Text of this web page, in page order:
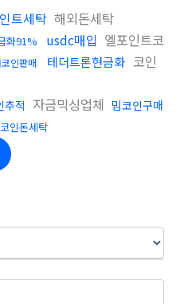
트세탁 해외돈세탁
화91% usdc매입 엘포인트코
인판매 테더트론현금화 코인
추적 자금믹싱업체 밈코인구매
코인돈세탁